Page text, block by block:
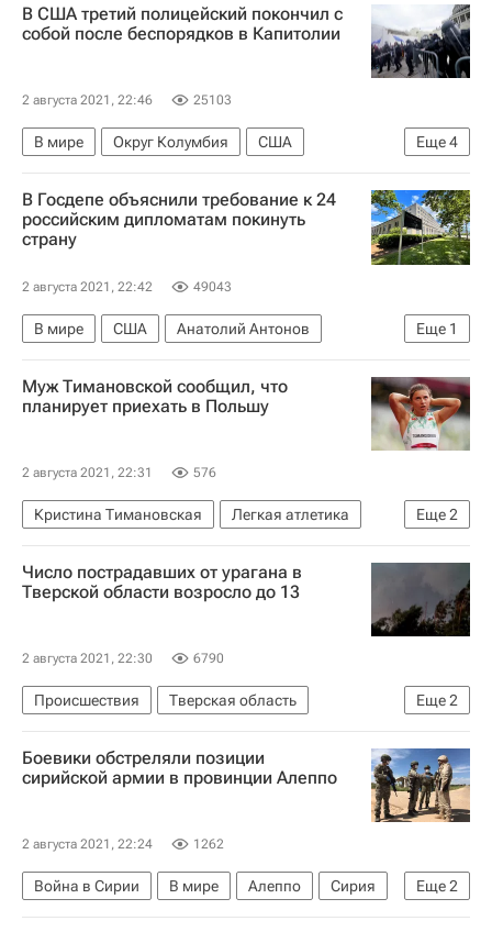
Луганская Народная Республика
СЦКК
В США третий полицейский покончил с
собой после беспорядков в Капитолии
2 августа 2021, 22:46 25103
Еще4
В мире Округ Колумбия
США
Вашингтон (город)
Джо Байден
Дональд Трамп
Капитолий
В Госдепе объяснили требование к 24
российским дипломатам покинуть
страну
2 августа 2021, 22:42 49043
Еще 1
В мире США
Анатолий Антонов
Нед Прайс
Муж Тимановской сообщил, что
планирует приехать в Польшу
2 августа 2021, 22:31 576
Еще2
Кристина Тимановская
Легкая атлетика
Олимпиада 2020
Олимпийские игры
Число пострадавших от урагана в
Тверской области возросло до 13
2 августа 2021, 22:30 6790
Еще2
Происшествия
Тверская область
МЧС России (Министерство РФ по делам гражданской обороны, чрезвычайным ситуациям и ликвидации последствий стихийных бедствий)
Россия
Боевики обстреляли позиции
сирийской армии в провинции Алеппо
2 августа 2021, 22:24 1262
Еще2
Война в Сирии В мире Алеппо
Сирия
Турция
Сирийская арабская армия